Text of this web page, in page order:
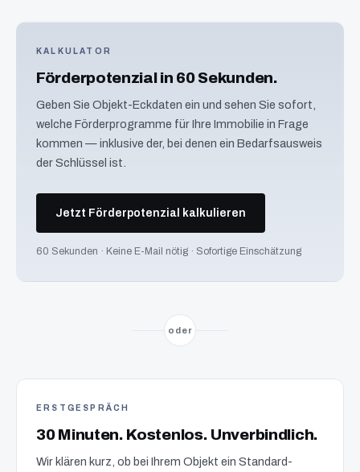
KALKULATOR
Förderpotenzial in 60 Sekunden.
Geben Sie Objekt-Eckdaten ein und sehen Sie sofort,
welche Förderprogramme für Ihre Immobilie in Frage
kommen — inklusive der, bei denen ein Bedarfsausweis
der Schlüssel ist.
Jetzt Förderpotenzial kalkulieren
60 Sekunden · Keine E-Mail nötig · Sofortige Einschätzung
oder
ERSTGESPRÄCH
30 Minuten. Kostenlos. Unverbindlich.
Wir klären kurz, ob bei Ihrem Objekt ein Standard-